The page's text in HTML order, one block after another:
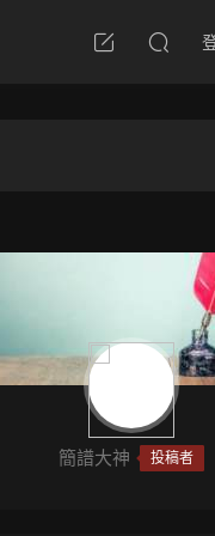
簡譜大神 投稿者